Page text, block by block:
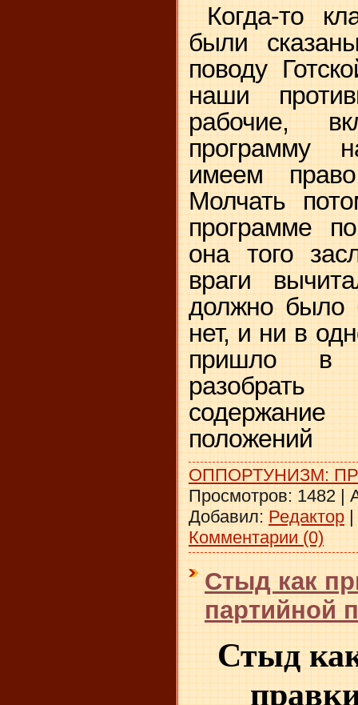
Когда-то
были
поводу
наши
рабочие,
программу
имеем
Молчать
программе
она того
враги
должно было
нет, и ни в
пришло в
разобрать
положений
ОППОРТУНИЗМ:
Просмотров: 1482
Добавил: Редактор
Комментарии (0)
Стыд как
партийной
Стыд